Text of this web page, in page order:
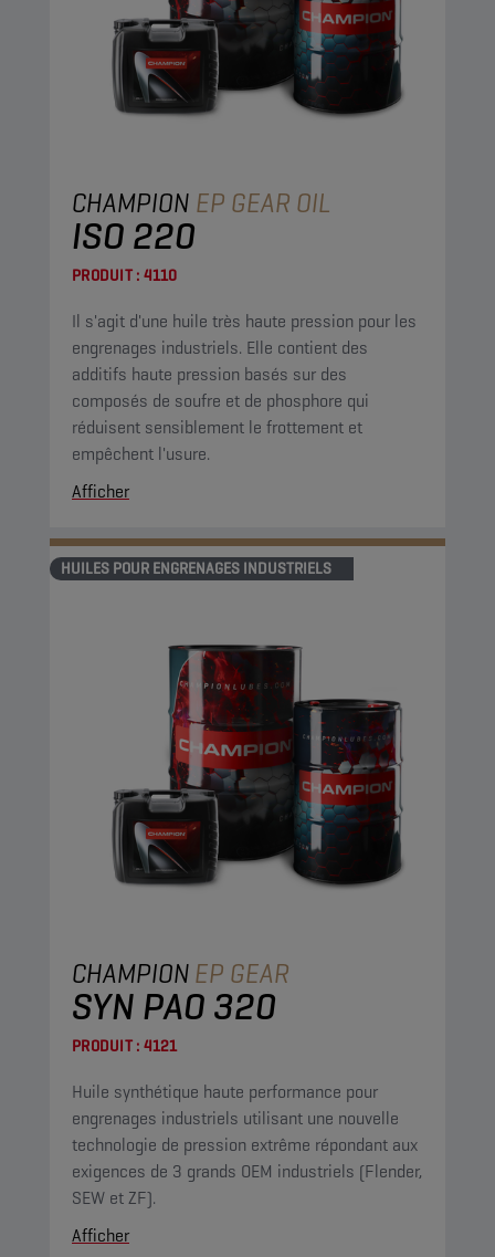
CHAMPION EP GEAR OIL
ISO 220
PRODUIT : 4110
Il s'agit d'une huile très haute pression pour les
engrenages industriels. Elle contient des
additifs haute pression basés sur des
composés de soufre et de phosphore qui
réduisent sensiblement le frottement et
empêchent l'usure.
Afficher
HUILES POUR ENGRENAGES INDUSTRIELS
CHAMPIONEP GEAR
SYN PAO 320
PRODUIT : 4121
Huile synthétique haute performance pour
engrenages industriels utilisant une nouvelle
technologie de pression extrême répondant aux
exigences de 3 grands OEM industriels (Flender,
SEW et ZF).
Afficher